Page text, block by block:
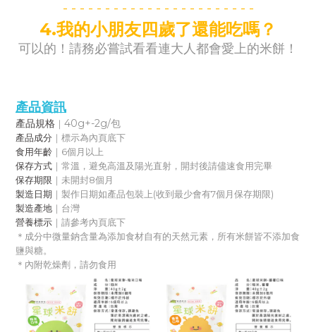
- - - - - - - - - - - - - - - - - - - - - - -
4.我的小朋友四歲了還能吃嗎？
可以的！請務必嘗試看看連大人都會愛上的米餅！
產品資訊
產品規格 ｜ 40g+-2g/包
產品成分 ｜標示為內頁底下
食用年齡 ｜6個月以上
保存方式 ｜常溫，避免高溫及陽光直射，開封後請儘速食用完畢
保存期限 ｜未開封8個月
製造日期 ｜製作日期如產品包裝上(收到最少會有7個月保存期限)
製造產地 ｜台灣
營養標示 ｜請參考內頁底下
＊成分中微量鈉含量為添加食材自有的天然元素，所有米餅皆不添加食
鹽與糖。
＊內附乾燥劑，請勿食用